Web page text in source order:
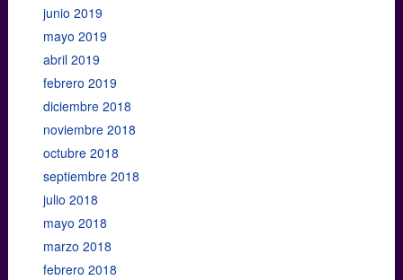
junio 2019
mayo 2019
abril 2019
febrero 2019
diciembre 2018
noviembre 2018
octubre 2018
septiembre 2018
julio 2018
mayo 2018
marzo 2018
febrero 2018